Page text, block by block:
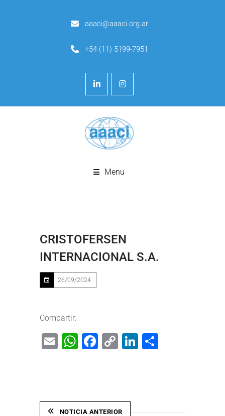
aaaci@aaaci.org.ar
+54 (11) 5199-7951
Menu
CRISTOFERSEN
INTERNACIONAL S.A.
26/09/2024
Compartir:
EmailWhatsApp
Facebook
CopyLinkedIn
NOTICIA ANTERIOR